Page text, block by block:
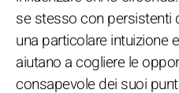
se stesso con persistenti
una particolare intuizione
aiutano a cogliere le
consapevole dei suoi